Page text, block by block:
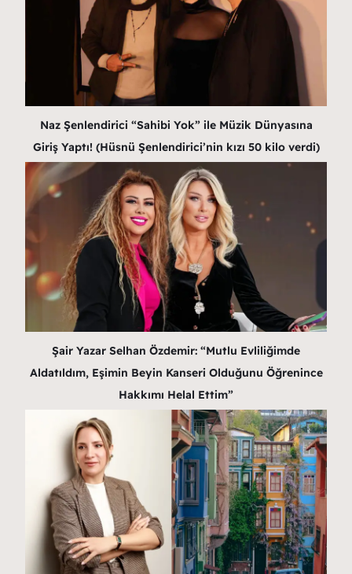
Naz Şenlendirici “Sahibi Yok” ile Müzik Dünyasına
Giriş Yaptı! (Hüsnü Şenlendirici’nin kızı 50 kilo verdi)
Şair Yazar Selhan Özdemir: “Mutlu Evliliğimde
Aldatıldım, Eşimin Beyin Kanseri Olduğunu Öğrenince
Hakkımı Helal Ettim”